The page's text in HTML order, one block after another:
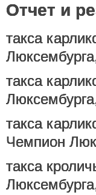
Отчет и
такса
такса
такса
Чемпион
такса